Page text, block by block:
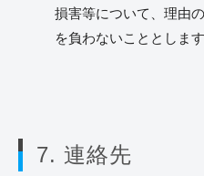
損害等について、理由
を負わないこととします
7. 連絡先